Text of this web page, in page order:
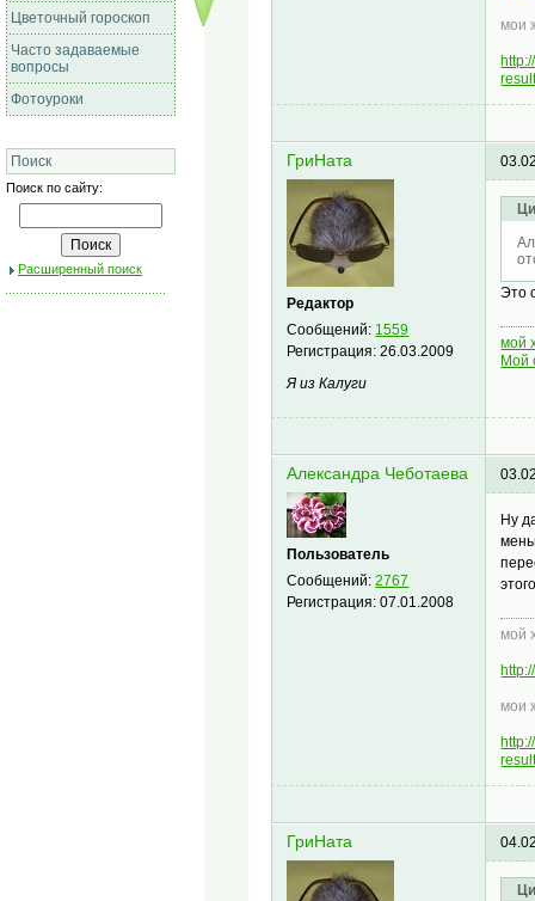
Цветочный гороскоп
Часто задаваемые
вопросы
Фотоуроки
Поиск
Поиск по сайту:
Расширенный поиск
мои
ГриНата
Редактор
Сообщений: 1559
Регистрация:26.03.2009
Я из Калуги
Это
мой
Мой
Александра Чеботаева
Пользователь
Сообщений:2767
Регистрация:07.01.2008
Ну
мой
мои
ГриНата